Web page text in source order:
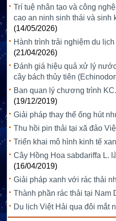
Trí tuệ nhân tạo và công
cao an ninh sinh thái và sinh
(14/05/2026)
Hành trình trải nghiệm du
(21/04/2026)
Đánh giá hiệu quả xử lý
cây bách thủy tiên
Ban quan lý chương trình
(19/12/2019)
Giải pháp thay thế ống hút
Thu hồi pin thải tại xã đảo
Triển khai mô hình kinh tế
Cây Hồng Hoa sabdariffa L.
(16/04/2019)
Giải pháp xanh với rác thải
Thành phần rác thải tại Nam
Du lịch Việt Hải qua đôi mắt